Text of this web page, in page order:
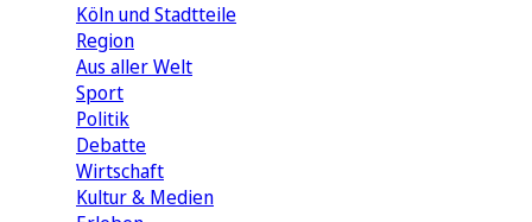
Köln und Stadtteile
Region
Aus aller Welt
Sport
Politik
Debatte
Wirtschaft
Kultur & Medien